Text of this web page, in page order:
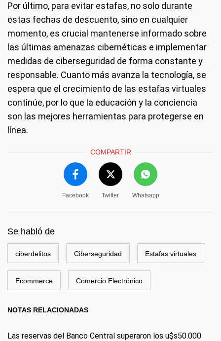
Por último, para evitar estafas, no solo durante
estas fechas de descuento, sino en cualquier
momento, es crucial mantenerse informado sobre
las últimas amenazas cibernéticas e implementar
medidas de ciberseguridad de forma constante y
responsable. Cuanto más avanza la tecnología, se
espera que el crecimiento de las estafas virtuales
continúe, por lo que la educación y la conciencia
son las mejores herramientas para protegerse en
línea.
COMPARTIR
Facebook Twitter Whatsapp
Se habló de
ciberdelitos Ciberseguridad Estafas virtuales
Ecommerce Comercio Electrónico
NOTAS RELACIONADAS
Las reservas del Banco Central superaron los u$s50.000